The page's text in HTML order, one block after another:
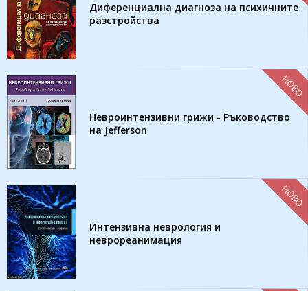
Диференциална диагноза на психичните
разстройства
Невроинтензивни грижи - Ръководство
на Jefferson
НОВО
Интензивна неврология и
неврореанимация
НОВО